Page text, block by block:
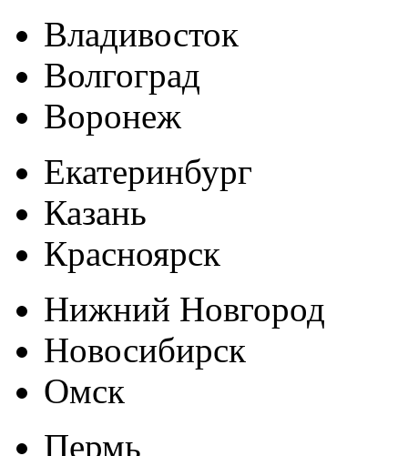
Владивосток
Волгоград
Воронеж
Екатеринбург
Казань
Красноярск
Нижний Новгород
Новосибирск
Омск
Пермь